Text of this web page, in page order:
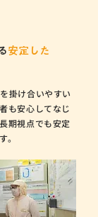
安定した
掛け合いやすい
も安心してなじ
期視点でも安定
。